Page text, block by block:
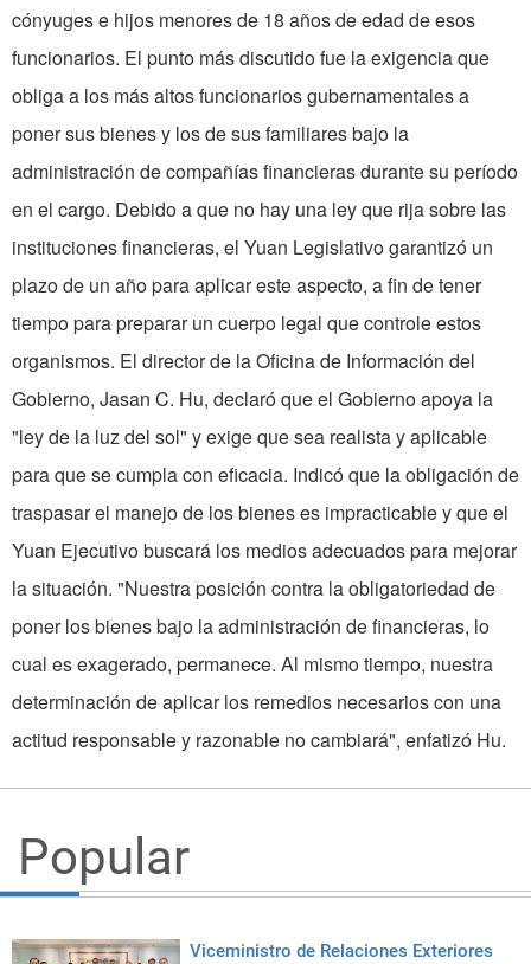
cónyuges e hijos menores de 18 años de edad de esos
funcionarios. El punto más discutido fue la exigencia que
obliga a los más altos funcionarios guber­namentales a
poner sus bienes y los de sus familiares bajo la
administración de compañías financieras durante su período
en el cargo. Debido a que no hay una ley que rija sobre las
instituciones financieras, el Yuan Legislativo garantizó un
plazo de un año para aplicar este aspecto, a fin de tener
tiempo para preparar un cuerpo legal que controle estos
organismos. El director de la Oficina de Información del
Gobierno, Jasan C. Hu, declaró que el Gobierno apoya la
"ley de la luz del sol" y exige que sea realista y aplicable
para que se cumpla con eficacia. Indicó que la obligación de
traspasar el manejo de los bienes es im­practicable y que el
Yuan Ejecutivo buscará los medios adecuados para mejorar
la situación. "Nuestra posición contra la obligatoriedad de
poner los bienes bajo la ad­ministración de financieras, lo
cual es exagerado, permanece. Al mismo tiempo, nuestra
de­terminación de aplicar los remedios necesarios con una
actitud responsable y razona­ble no cambiará", enfatizó Hu.
Popular
Viceministro de Relaciones Exteriores